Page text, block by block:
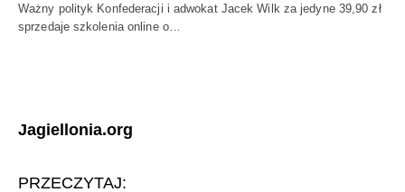
Ważny polityk Konfederacji i adwokat Jacek Wilk za jedyne 39,90 zł
sprzedaje szkolenia online o…
Jagiellonia.org
PRZECZYTAJ: